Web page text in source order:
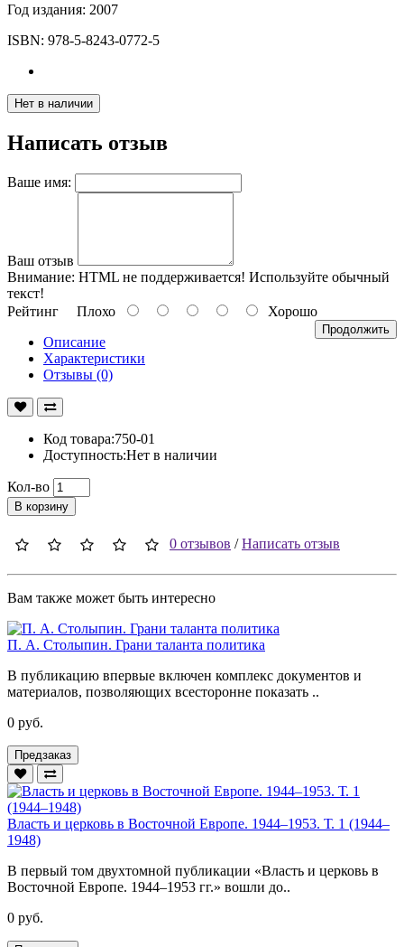
Год издания: 2007
ISBN: 978-5-8243-0772-5
Нет в наличии
Написать отзыв
Ваше имя:
Ваш отзыв
Внимание: HTML не поддерживается! Используйте обычный
текст!
Рейтинг Плохо Хорошо
Продолжить
Описание
Характеристики
Отзывы (0)
Код товара:750-01
Доступность:Нет в наличии
Кол-во
В корзину
0 отзывов /Написать отзыв
Вам также может быть интересно
П. А. Столыпин. Грани таланта политика
В публикацию впервые включен комплекс документов и
материалов, позволяющих всесторонне показать ..
0 руб.
Предзаказ
Власть и церковь в Восточной Европе. 1944–1953. Т. 1 (1944–
1948)
В первый том двухтомной публикации «Власть и церковь в
Восточной Европе. 1944–1953 гг.» вошли до..
0 руб.